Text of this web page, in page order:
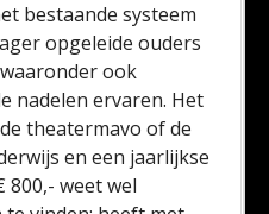
bestaande systeem
opgeleide ouders
ook
nadelen ervaren. Het
theatermavo of de
en een jaarlijkse
800,- weet wel